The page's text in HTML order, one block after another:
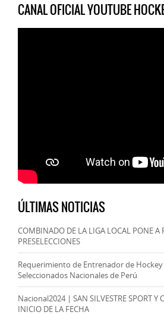
CANAL OFICIAL YOUTUBE
ÚLTIMAS NOTICIAS
COMBINADO DE LA LIGA LOCAL PONE A
PRESELECCIONES
Requerimiento de Entrenador de
Seleccionados Nacionales de Perú
Nacional2024 | SAN SILVESTRE SPORT Y
INICIO DE LA FECHA